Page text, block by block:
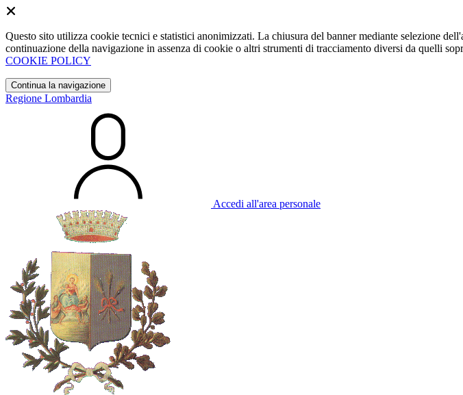
Questo sito utilizza cookie tecnici e statistici anonimizzati. La chiusura del banner mediante selezione
continuazione della navigazione in assenza di cookie o altri strumenti di tracciamento diversi da quelli
COOKIE POLICY
Continua la navigazione
Regione Lombardia
Accedi all'area personale